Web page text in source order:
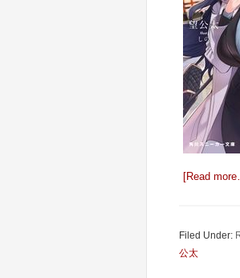
[Read
Filed Under:
公太